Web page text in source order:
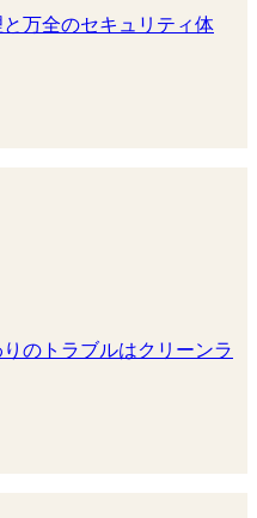
万全のセキュリティ体
のトラブルはクリーンラ